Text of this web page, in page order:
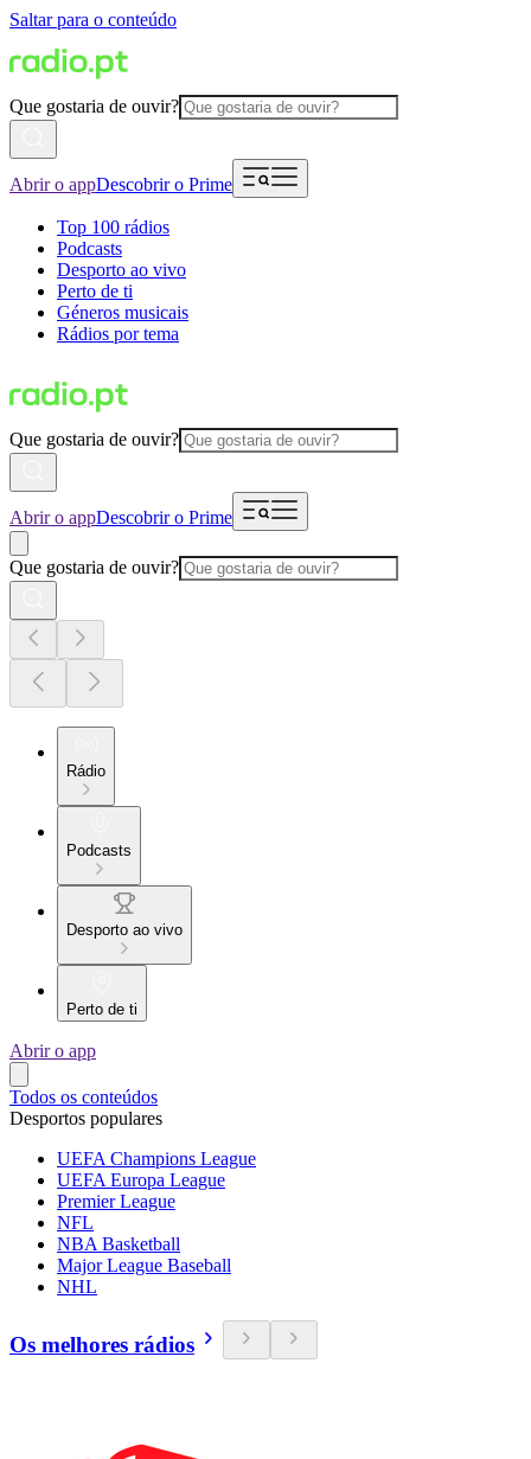
Saltar para o conteúdo
Que gostaria de ouvir?
Abrir o appDescobrir o Prime
Top 100 rádios
Podcasts
Desporto ao vivo
Perto de ti
Géneros musicais
Rádios por tema
Que gostaria de ouvir?
Abrir o appDescobrir o Prime
Que gostaria de ouvir?
Rádio
Podcasts
Desporto ao vivo
Perto de ti
Abrir o app
Todos os conteúdos
Desportos populares
UEFA Champions League
UEFA Europa League
Premier League
NFL
NBA Basketball
Major League Baseball
NHL
Os melhores rádios